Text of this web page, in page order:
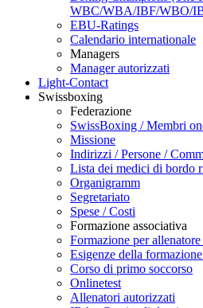
WBC/WBA/IBF/WBO/
EBU-Ratings
Calendario internationale
Managers
Manager autorizzati
Light-Contact
Swissboxing
Federazione
SwissBoxing / Membri
Missione
Indirizzi / Persone /
Lista dei medici di bordo
Organigramm
Segretariato
Spese / Costi
Formazione associativa
Formazione per
Esigenze della
Corso di primo soccorso
Onlinetest
Allenatori autorizzati